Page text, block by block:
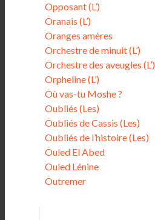
Opposant (L’)
Oranais (L’)
Oranges amères
Orchestre de minuit (L’)
Orchestre des aveugles (L’)
Orpheline (L’)
Où vas-tu Moshe ?
Oubliés (Les)
Oubliés de Cassis (Les)
Oubliés de l’histoire (Les)
Ouled El Abed
Ouled Lénine
Outremer